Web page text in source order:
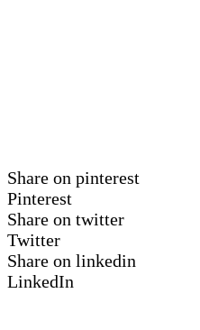
Share on pinterest
Pinterest
Share on twitter
Twitter
Share on linkedin
LinkedIn